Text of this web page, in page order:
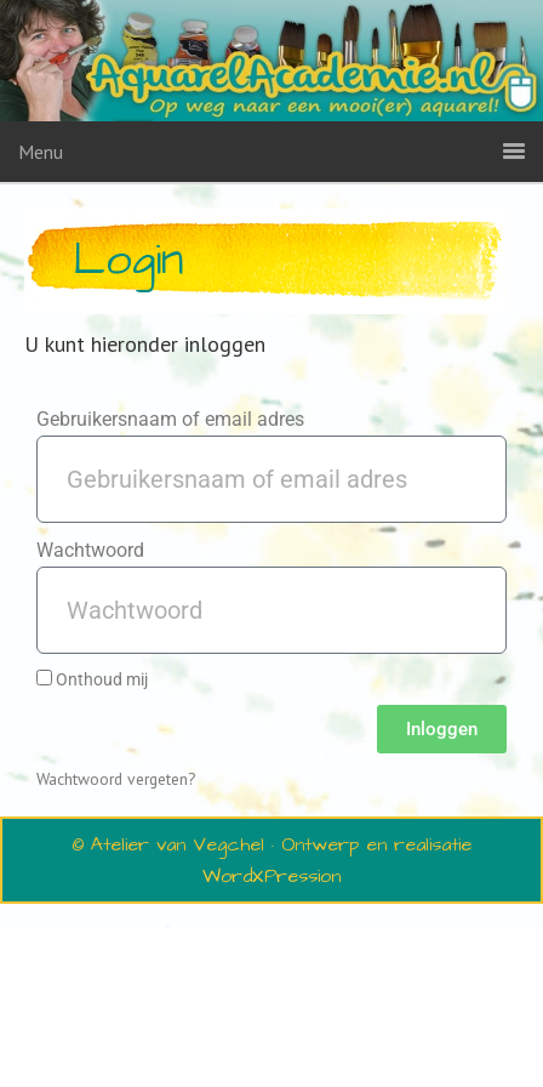
Menu
Login
U kunt hieronder inloggen
Gebruikersnaam of email adres
Wachtwoord
Onthoud mij
Inloggen
Wachtwoord vergeten?
© Atelier van Vegchel · Ontwerp en realisatie
WordXPression